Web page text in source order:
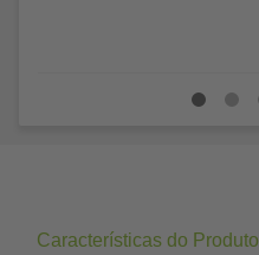
Características do Produto